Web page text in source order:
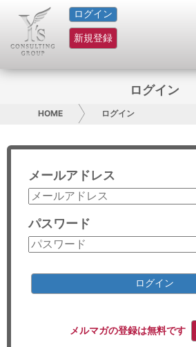
ログイン
新規登録
HOME
サービス紹介
グループ概要
採用情報
お問い合わせ
コンサルティング
リサーチ
ログイン
HOME ログイン
メールアドレス
パスワード
ログイン
メルマガの登録は無料です